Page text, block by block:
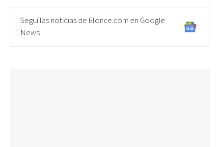
Seguí las noticias de Elonce.com en Google
News